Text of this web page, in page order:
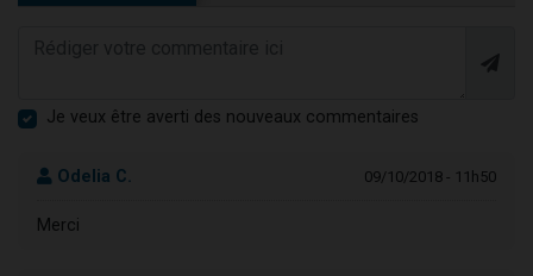
Je veux être averti des nouveaux commentaires
Odelia C. 09/10/2018 - 11h50
Merci